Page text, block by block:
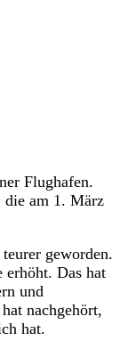
Flughafen.
die am 1. März
geworden.
Das hat
und
nachgehört,
hat.